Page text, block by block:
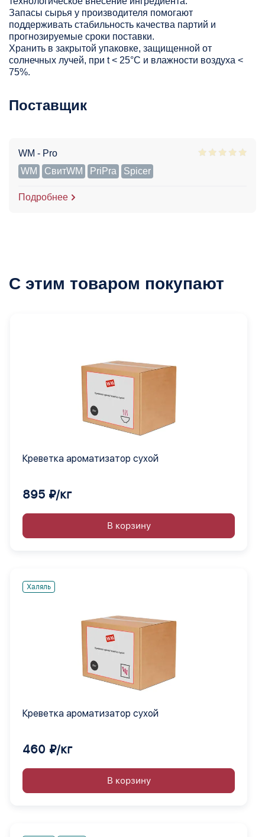
Запасы сырья у производителя помогают
поддерживать стабильность качества партий и
прогнозируемые сроки поставки.
Хранить в закрытой упаковке, защищенной от
солнечных лучей, при t < 25°С и влажности воздуха <
75%.
Поставщик
WM - Pro
WM
СвитWM PriPra Spicer
Подробнее
С этим товаром покупают
Креветка ароматизатор сухой
895 ₽/кг
В корзину
Халяль
Креветка ароматизатор сухой
460 ₽/кг
В корзину